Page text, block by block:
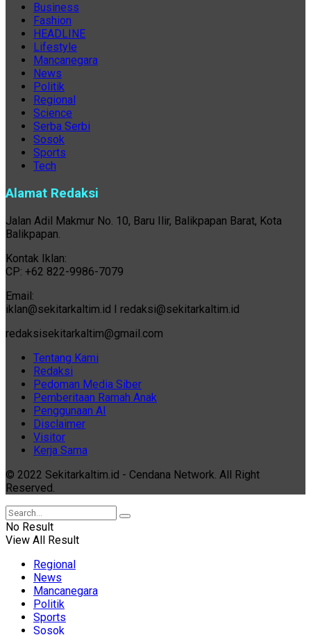
Business
Fashion
HEADLINE
Lifestyle
Mancanegara
News
Politik
Regional
Science
Serba Serbi
Sosok
Sports
Tech
Alamat Redaksi
Jalan Adil Makmur No. 10, Baru Ilir, Balikpapan Barat, Kota
Balikpapan.
Kontak Iklan:
CP: +62 822-9986-7079
Email:
iklan@sekitarkaltim.id I redaksi@sekitarkaltim.id
redaksisekitarkaltim@gmail.com
Tentang Kami
Redaksi
Pedoman Media Siber
Pemberitaan Ramah Anak
Penggunaan AI
Disclaimer
Visitor
Kerja Sama
© 2022 Sekitarkaltim.id - Cendana Network. All Right
Reserved.
No Result
View All Result
Regional
News
Mancanegara
Politik
Sports
Sosok